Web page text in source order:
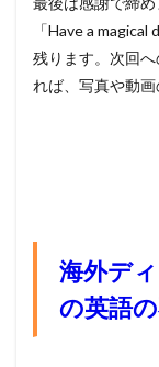
「Have a
残ります。次回
れば、写真や動画
海外デ
の英語